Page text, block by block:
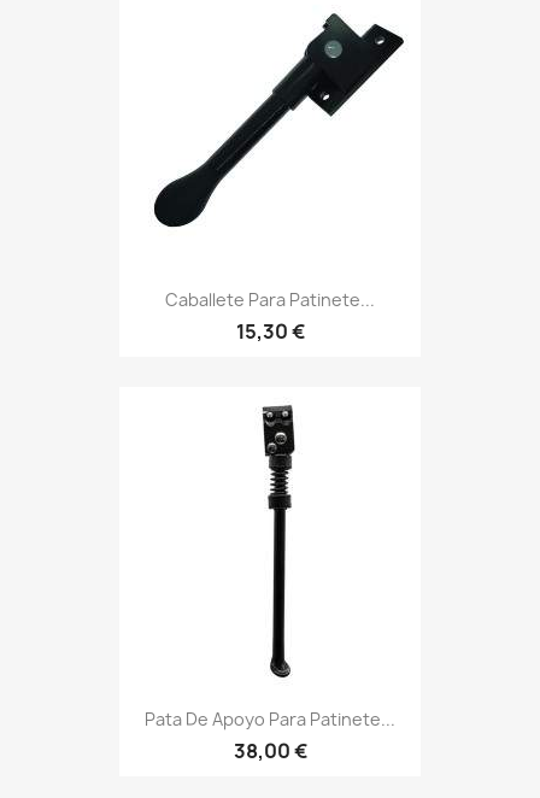
Caballete Para Patinete...
15,30 €
Pata De Apoyo Para Patinete...
38,00 €